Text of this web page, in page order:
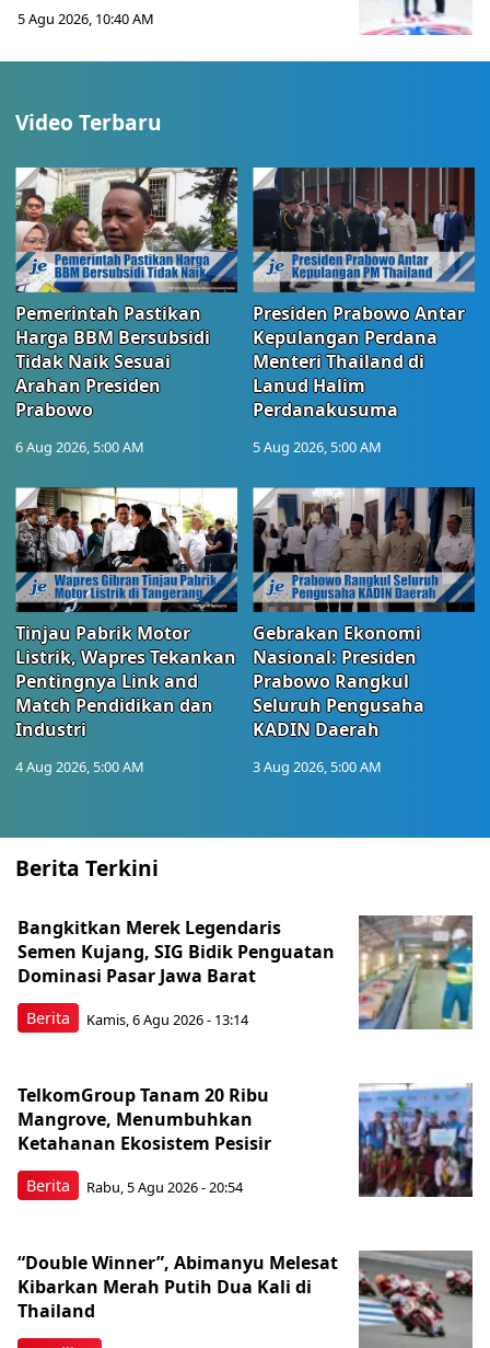
5 Agu 2026, 10:40 AM
Video Terbaru
Pemerintah Pastikan
Harga BBM Bersubsidi
Tidak Naik Sesuai
Arahan Presiden
Prabowo
6 Aug 2026, 5:00 AM
Presiden Prabowo Antar
Kepulangan Perdana
Menteri Thailand di
Lanud Halim
Perdanakusuma
5 Aug 2026, 5:00 AM
Tinjau Pabrik Motor
Listrik, Wapres Tekankan
Pentingnya Link and
Match Pendidikan dan
Industri
4 Aug 2026, 5:00 AM
Gebrakan Ekonomi
Nasional: Presiden
Prabowo Rangkul
Seluruh Pengusaha
KADIN Daerah
3 Aug 2026, 5:00 AM
Berita Terkini
Berita
Bangkitkan Merek Legendaris
Semen Kujang, SIG Bidik Penguatan
Dominasi Pasar Jawa Barat
Kamis, 6 Agu 2026 - 13:14
Berita
TelkomGroup Tanam 20 Ribu
Mangrove, Menumbuhkan
Ketahanan Ekosistem Pesisir
Rabu, 5 Agu 2026 - 20:54
“Double Winner”, Abimanyu Melesat
Kibarkan Merah Putih Dua Kali di
Thailand